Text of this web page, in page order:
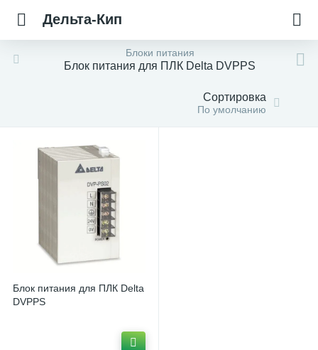
Дельта-Кип
Блоки питания
Блок питания для ПЛК Delta DVPPS
Сортировка
По умолчанию
Блок питания для ПЛК Delta
DVPPS